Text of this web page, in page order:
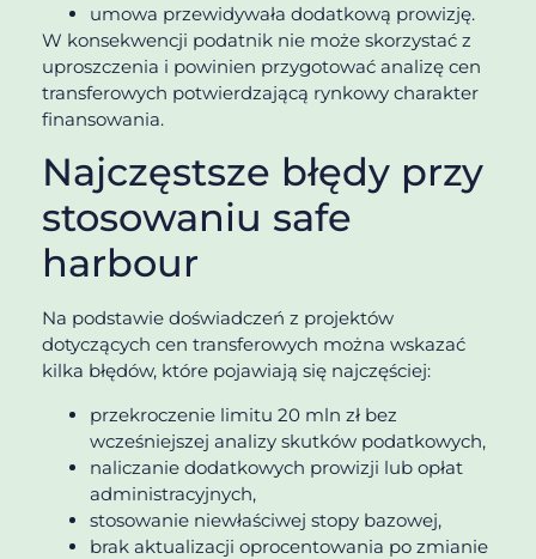
umowa przewidywała dodatkową prowizję.
W konsekwencji podatnik nie może skorzystać z
uproszczenia i powinien przygotować analizę cen
transferowych potwierdzającą rynkowy charakter
finansowania.
Najczęstsze błędy przy
stosowaniu safe
harbour
Na podstawie doświadczeń z projektów
dotyczących cen transferowych można wskazać
kilka błędów, które pojawiają się najczęściej:
przekroczenie limitu 20 mln zł bez
wcześniejszej analizy skutków podatkowych,
naliczanie dodatkowych prowizji lub opłat
administracyjnych,
stosowanie niewłaściwej stopy bazowej,
brak aktualizacji oprocentowania po zmianie